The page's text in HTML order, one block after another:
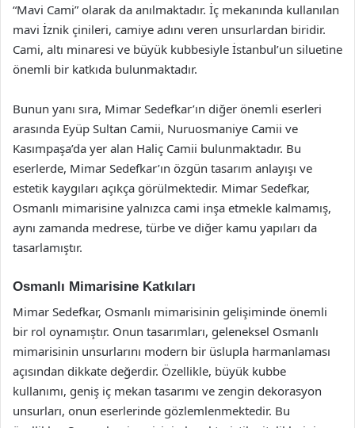
“Mavi Cami” olarak da anılmaktadır. İç mekanında kullanılan
mavi İznik çinileri, camiye adını veren unsurlardan biridir.
Cami, altı minaresi ve büyük kubbesiyle İstanbul’un siluetine
önemli bir katkıda bulunmaktadır.
Bunun yanı sıra, Mimar Sedefkar’ın diğer önemli eserleri
arasında Eyüp Sultan Camii, Nuruosmaniye Camii ve
Kasımpaşa’da yer alan Haliç Camii bulunmaktadır. Bu
eserlerde, Mimar Sedefkar’ın özgün tasarım anlayışı ve
estetik kaygıları açıkça görülmektedir. Mimar Sedefkar,
Osmanlı mimarisine yalnızca cami inşa etmekle kalmamış,
aynı zamanda medrese, türbe ve diğer kamu yapıları da
tasarlamıştır.
Osmanlı Mimarisine Katkıları
Mimar Sedefkar, Osmanlı mimarisinin gelişiminde önemli
bir rol oynamıştır. Onun tasarımları, geleneksel Osmanlı
mimarisinin unsurlarını modern bir üslupla harmanlaması
açısından dikkate değerdir. Özellikle, büyük kubbe
kullanımı, geniş iç mekan tasarımı ve zengin dekorasyon
unsurları, onun eserlerinde gözlemlenmektedir. Bu